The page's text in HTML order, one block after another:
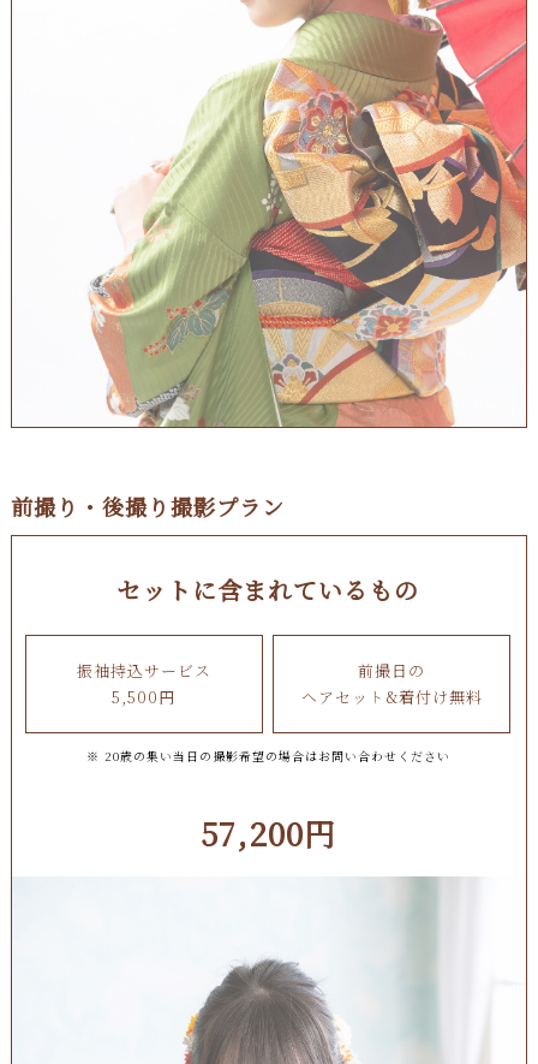
前撮り・後撮り撮影プラン
セットに含まれているもの
振袖持込サービス
5,500円
前撮日の
ヘアセット&着付け無料
※ 20歳の集い当日の撮影希望の場合はお問い合わせください
57,200円